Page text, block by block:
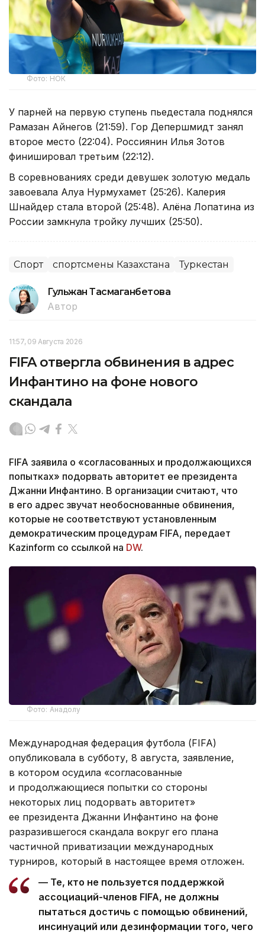
Фото: НОК
У парней на первую ступень пьедестала поднялся
Рамазан Айнегов (21:59). Гор Депершмидт занял
второе место (22:04). Россиянин Илья Зотов
финишировал третьим (22:12).
В соревнованиях среди девушек золотую медаль
завоевала Алуа Нурмухамет (25:26). Калерия
Шнайдер стала второй (25:48). Алёна Лопатина из
России замкнула тройку лучших (25:50).
Спорт спортсмены Казахстана Туркестан
Гульжан Тасмаганбетова
Автор
11:57, 09 Августа 2026
FIFA отвергла обвинения в адрес
Инфантино на фоне нового
скандала
FIFA заявила о «согласованных и продолжающихся
попытках» подорвать авторитет ее президента
Джанни Инфантино. В организации считают, что
в его адрес звучат необоснованные обвинения,
которые не соответствуют установленным
демократическим процедурам FIFA, передает
Kazinform со ссылкой на DW.
Фото: Анадолу
Международная федерация футбола (FIFA)
опубликовала в субботу, 8 августа, заявление,
в котором осудила «согласованные
и продолжающиеся попытки со стороны
некоторых лиц подорвать авторитет»
ее президента Джанни Инфантино на фоне
разразившегося скандала вокруг его плана
частичной приватизации международных
турниров, который в настоящее время отложен.
— Те, кто не пользуется поддержкой
ассоциаций-членов FIFA, не должны
пытаться достичь с помощью обвинений,
инсинуаций или дезинформации того, чего